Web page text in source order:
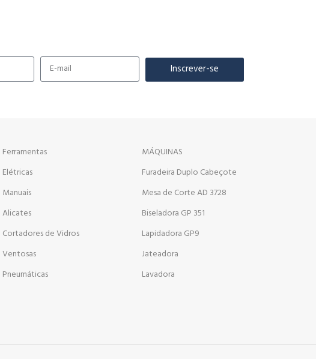
Inscrever-se
Ferramentas
Elétricas
Manuais
Alicates
Cortadores de Vidros
Ventosas
Pneumáticas
MÁQUINAS
Furadeira Duplo Cabeçote
Mesa de Corte AD 3728
Biseladora GP 351
Lapidadora GP9
Jateadora
Lavadora